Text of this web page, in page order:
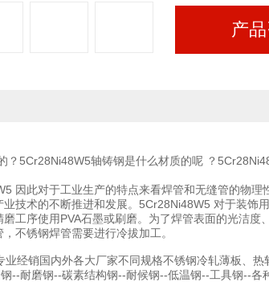
产
？5Cr28Ni48W5轴铸钢是什么材质的呢 ？
因此对于工业生产的特点来看焊管和无缝管的物理
技术的不断推进和发展。5Cr28Ni48W5 对于装饰
工序使用PVA石墨或刷磨。为了焊管表面的光洁
不锈钢焊管需要进行冷拔加工。
经销国内外各大厂家不同规格不锈钢冷轧薄板、
--耐磨钢--碳素结构钢--耐候钢--低温钢--工具钢--